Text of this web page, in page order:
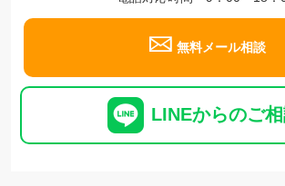
無料メール相談
LINEからのご